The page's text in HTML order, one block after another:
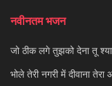
नवीनतम भजन
जो ठीक लगे तुझको देना तू
भोले तेरी नगरी में दीवाना तेरा